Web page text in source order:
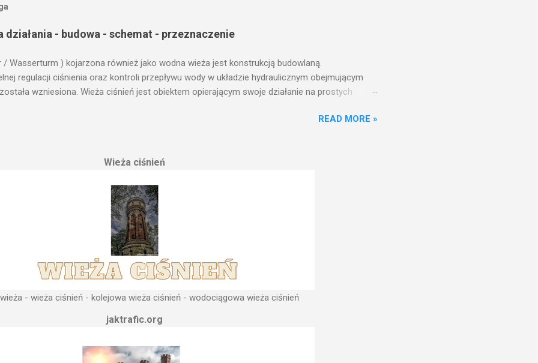
działania - budowa - schemat - przeznaczenie
/ Wasserturm ) kojarzona również jako wodna wieża jest konstrukcją budowlaną.
regulacji ciśnienia oraz kontroli przepływu wody w układzie hydraulicznym obejmującym
wzniesiona. Wieża ciśnień jest obiektem opierającym swoje działanie na prostych
przemysłowych, miejskich oraz kolejowych. Podstawową funkcją wież ciśnień jest zwiększanie
najwyższym lokalnym wzniesieniu. Ponieważ gromadząca się woda w zbiorniku wieży ciśnień
READ MORE »
Wieża ciśnień
- wieża ciśnień - kolejowa wieża ciśnień - wodociągowa wieża ciśnień
jaktrafic.org